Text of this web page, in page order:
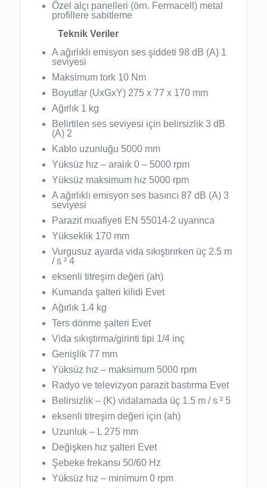
Özel alçı panelleri (örn. Fermacell) metal
profillere sabitleme
Teknik Veriler
A ağırlıklı emisyon ses şiddeti 98 dB (A) 1
seviyesi
Maksimum tork 10 Nm
Boyutlar (UxGxY) 275 x 77 x 170 mm
Ağırlık 1 kg
Belirtilen ses seviyesi için belirsizlik 3 dB
(A) 2
Kablo uzunluğu 5000 mm
Yüksüz hız – aralık 0 – 5000 rpm
Yüksüz maksimum hız 5000 rpm
A ağırlıklı emisyon ses basıncı 87 dB (A) 3
seviyesi
Parazit muafiyeti EN 55014-2 uyarınca
Yükseklik 170 mm
Vurgusuz ayarda vida sıkıştırırken üç 2.5 m
/ s ² 4
eksenli titreşim değeri (ah)
Kumanda şalteri kilidi Evet
Ağırlık 1.4 kg
Ters dönme şalteri Evet
Vida sıkıştırma/girinti tipi 1/4 inç
Genişlik 77 mm
Yüksüz hız – maksimum 5000 rpm
Radyo ve televizyon parazit bastırma Evet
Belirsizlik – (K) vidalamada üç 1.5 m / s ² 5
eksenli titreşim değeri için (ah)
Uzunluk – L 275 mm
Değişken hız şalteri Evet
Şebeke frekansı 50/60 Hz
Yüksüz hız – minimum 0 rpm